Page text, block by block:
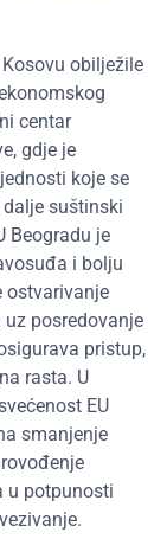
obilježile
centar
gdje je
koje se
suštinski
Beogradu je
i bolju
ostvarivanje
posredovanje
pristup,
rasta. U
EU
smanjenje
u potpunosti